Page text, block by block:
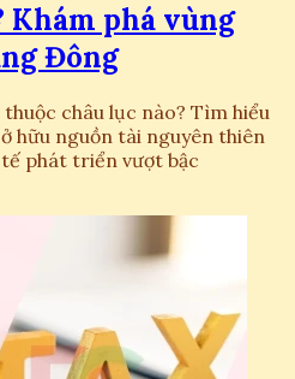
Khám phá vùng
Đông
châu lục nào? Tìm hiểu
hữu nguồn tài nguyên thiên
phát triển vượt bậc